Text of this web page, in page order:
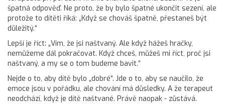
špatná odpověď. Ne proto, že by bylo špatné ukončit sezení, ale
protože to dítěti říká: „Když se chováš špatně, přestaneš být
důležitý.“
Lepší je říct: „Vím, že jsi naštvaný. Ale když hážeš hračky,
nemůžeme dál pokračovat. Když chceš, můžeš mi říct, proč jsi
naštvaný, a my se o tom budeme bavit.“
Nejde o to, aby dítě bylo „dobré“. Jde o to, aby se naučilo, že
emoce jsou v pořádku, ale chování má důsledky. A že terapeut
neodchází, když je dítě naštvané. Právě naopak - zůstává.